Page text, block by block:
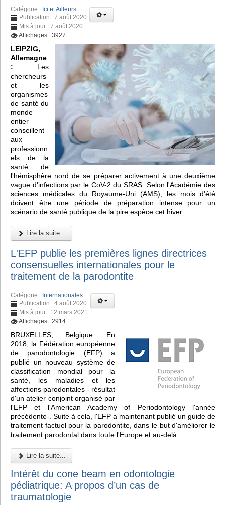
Catégorie : Ici et Ailleurs
Publication : 7 août 2020
Mis à jour : 7 août 2020
Affichages : 3927
LEIPZIG,
Allemagne
: Les
chercheurs
et les
organismes
de santé du
monde
entier
conseillent
aux
professionn
els de la
santé de
l'hémisphère nord de se préparer activement à une deuxième
vague d'infections par le CoV-2 du SRAS. Selon l'Académie des
sciences médicales du Royaume-Uni (AMS), les mois d'été
doivent être une période de préparation intense pour un
scénario de santé publique de la pire espèce cet hiver.
Lire la suite...
L'EFP publie les premières lignes directrices
consensuelles internationales pour le
traitement de la parodontite
Catégorie : Internationales
Publication : 4 août 2020
Mis à jour : 12 mars 2021
Affichages : 2914
BRUXELLES, Belgique: En
2018, la Fédération européenne
de parodontologie (EFP) a
publié un nouveau système de
classification mondial pour la
santé, les maladies et les
affections parodontales - résultat
d'un atelier conjoint organisé par
l'EFP et l'American Academy of Periodontology l'année
précédente-. Suite à cela, l'EFP a maintenant publié un guide de
traitement factuel pour la parodontite, dans le but d'améliorer le
traitement parodontal dans toute l'Europe et au-delà.
Lire la suite...
Intérêt du cone beam en odontologie
pédiatrique: A propos d’un cas de
traumatologie